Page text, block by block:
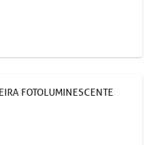
FOTOLUMINESCENTE